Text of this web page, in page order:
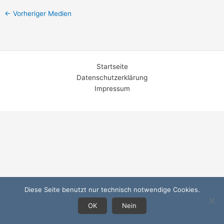
← Vorheriger Medien
Startseite
Datenschutzerklärung
Impressum
Diese Seite benutzt nur technisch notwendige Cookies.
OK
Nein